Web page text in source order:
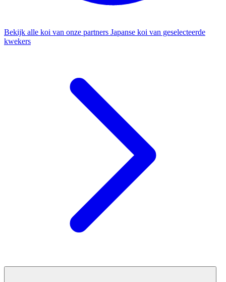
Bekijk alle koi van onze partners Japanse koi van geselecteerde
kwekers